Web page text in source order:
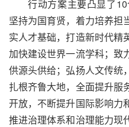
行动方案主要凸显了10
坚持为国育贤，着力培养担
实人才基础，打造新时代精
加快建设世界一流学科；致
供源头供给；弘扬人文传统
扎根齐鲁大地，全面提升服
开放，不断提升国际影响力
推进治理体系和治理能力现